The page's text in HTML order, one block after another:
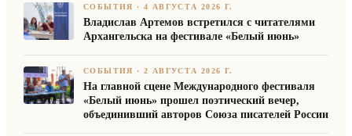
СОБЫТИЯ ·4 АВГУСТА 2026 Г.
Владислав Артемов встретился с читателями
Архангельска на фестивале «Белый июнь»
СОБЫТИЯ ·2 АВГУСТА 2026 Г.
На главной сцене Международного фестиваля
«Белый июнь» прошел поэтический вечер,
объединивший авторов Союза писателей России